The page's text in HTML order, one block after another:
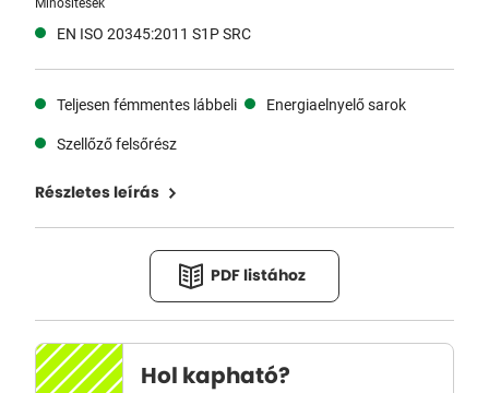
EN ISO 20345:2011 S1P SRC
Teljesen fémmentes lábbeli
Energiaelnyelő sarok
Szellőző felsőrész
Részletes leírás
PDF listához
Hol kapható?